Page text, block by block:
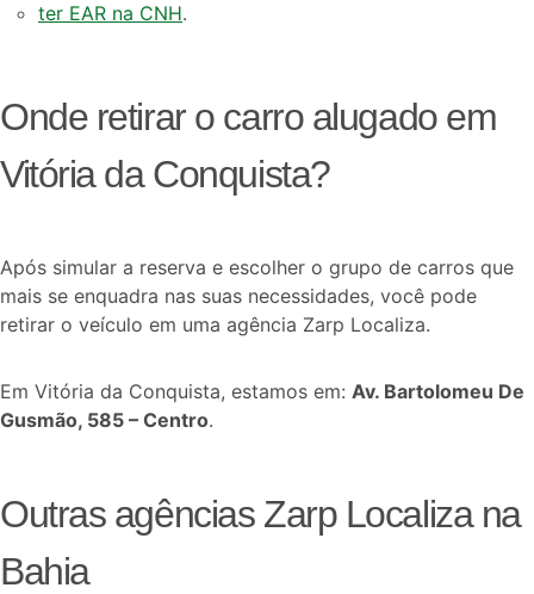
ter EAR na CNH.
Onde retirar o carro alugado em
Vitória da Conquista?
Após simular a reserva e escolher o grupo de carros que
mais se enquadra nas suas necessidades, você pode
retirar o veículo em uma agência Zarp Localiza.
Em Vitória da Conquista, estamos em: Av. Bartolomeu De
Gusmão, 585 – Centro.
Outras agências Zarp Localiza na
Bahia